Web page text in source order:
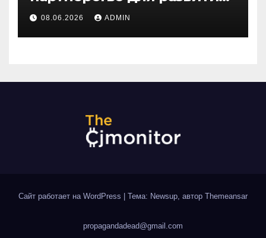
цифрового будущего
Центральной Азии на
GITEX Kazakhstan
08.06.2026 ADMIN
Сайт работает на WordPress Тема: Newsup, автор Themeansar
propagandadead@gmail.com